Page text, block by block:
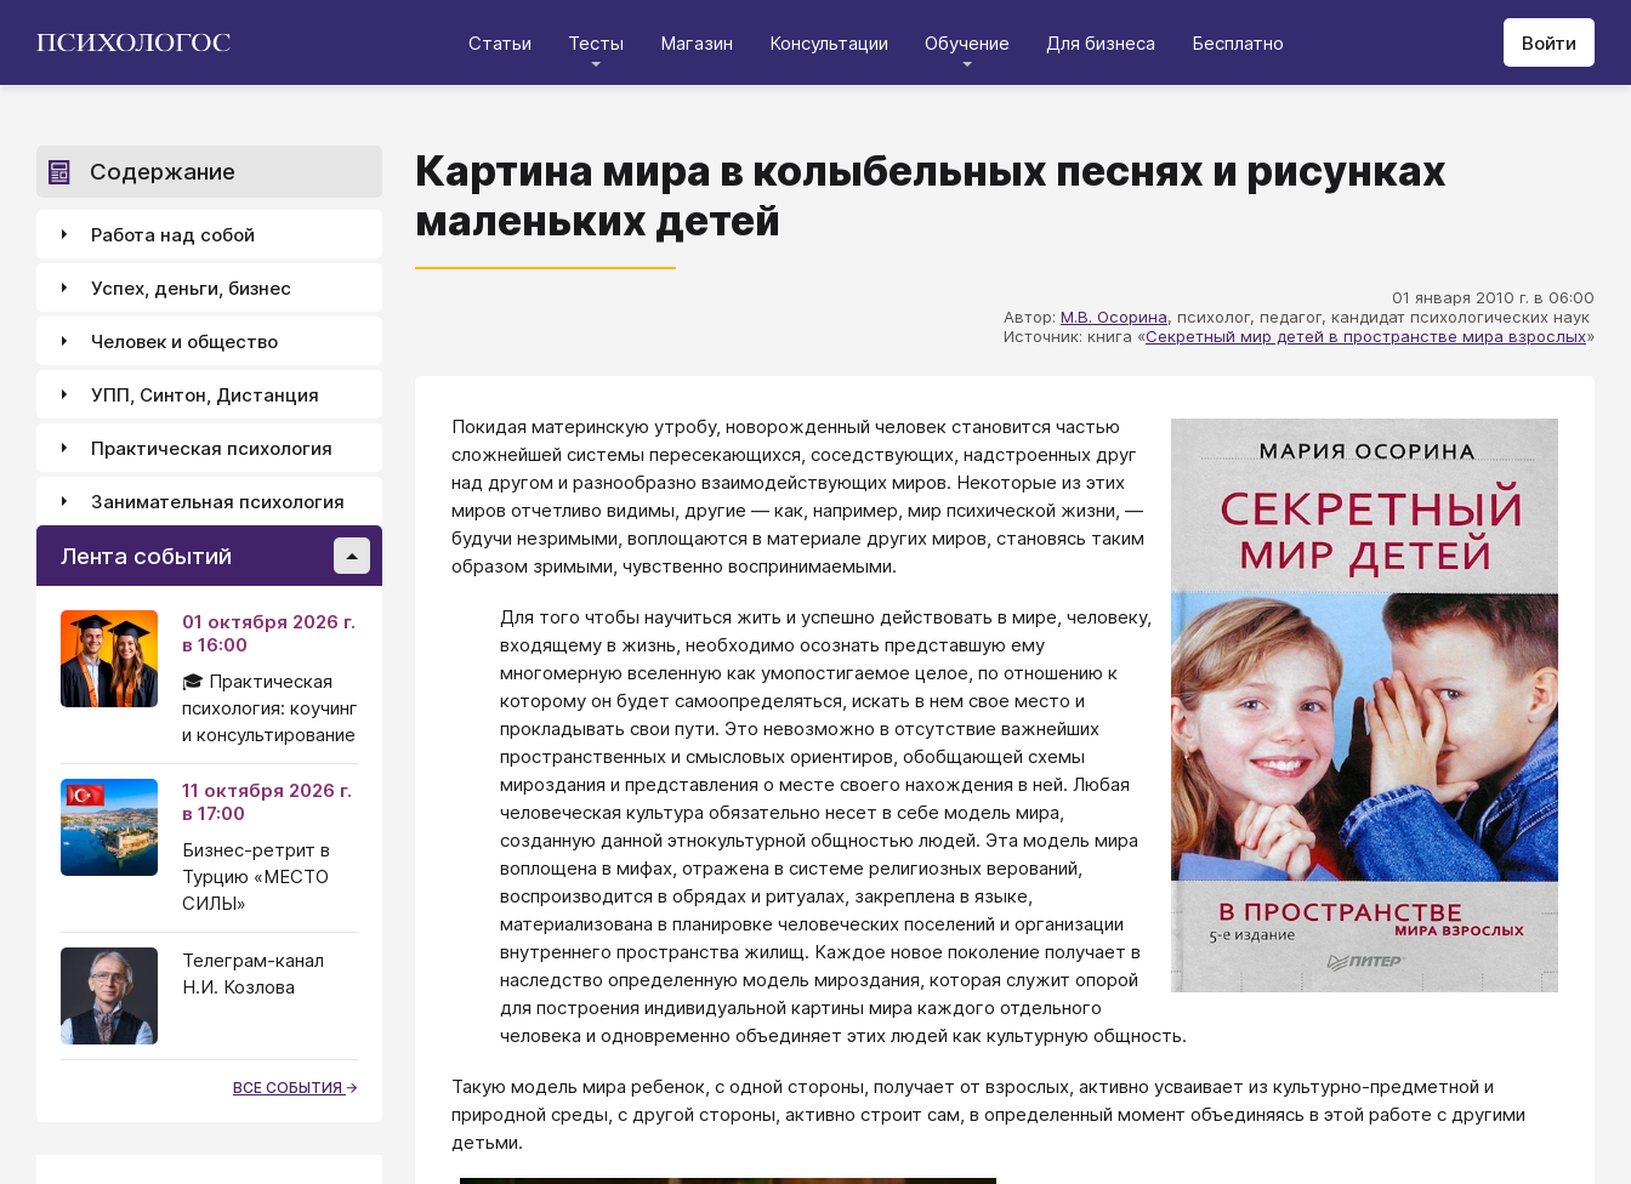
Статьи Тесты Магазин Консультации Обучение Для бизнеса Бесплатно Войти
Картина мира в колыбельных песнях и рисунках
маленьких детей
01 января 2010 г. в 06:00
Автор: М.В. Осорина, психолог, педагог, кандидат психологических наук
Источник: книга «Секретный мир детей в пространстве мира взрослых»
Покидая материнскую утробу, новорожденный человек становится частью
сложнейшей системы пересекающихся, соседствующих, надстроенных друг
над другом и разнообразно взаимодействующих миров. Некоторые из этих
миров отчетливо видимы, другие ― как, например, мир психической жизни, ―
будучи незримыми, воплощаются в материале других миров, становясь таким
образом зримыми, чувственно воспринимаемыми.
Для того чтобы научиться жить и успешно действовать в мире, человеку,
входящему в жизнь, необходимо осознать представшую ему
многомерную вселенную как умопостигаемое целое, по отношению к
которому он будет самоопределяться, искать в нем свое место и
прокладывать свои пути. Это невозможно в отсутствие важнейших
пространственных и смысловых ориентиров, обобщающей схемы
мироздания и представления о месте своего нахождения в ней. Любая
человеческая культура обязательно несет в себе модель мира,
созданную данной этнокультурной общностью людей. Эта модель мира
воплощена в мифах, отражена в системе религиозных верований,
воспроизводится в обрядах и ритуалах, закреплена в языке,
материализована в планировке человеческих поселений и организации
внутреннего пространства жилищ. Каждое новое поколение получает в
наследство определенную модель мироздания, которая служит опорой
для построения индивидуальной картины мира каждого отдельного
человека и одновременно объединяет этих людей как культурную общность.
Такую модель мира ребенок, с одной стороны, получает от взрослых, активно усваивает из культурно-предметной и
природной среды, с другой стороны, активно строит сам, в определенный момент объединяясь в этой работе с другими
детьми.
Содержание
Работа над собой
Успех, деньги, бизнес
Человек и общество
УПП, Синтон, Дистанция
Практическая психология
Занимательная психология
Лента событий
01 октября 2026 г.
в 16:00
🎓 Практическая
психология: коучинг
и консультирование
11 октября 2026 г.
в 17:00
Бизнес-ретрит в
Турцию «МЕСТО
СИЛЫ»
Телеграм-канал
Н.И. Козлова
ВСЕ СОБЫТИЯ